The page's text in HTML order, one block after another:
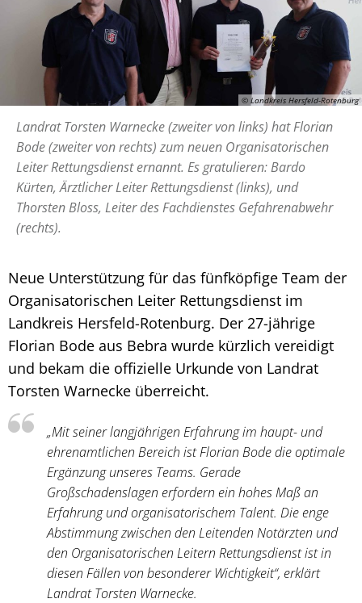
© Landkreis Hersfeld-Rotenburg
Landrat Torsten Warnecke (zweiter von links) hat Florian
Bode (zweiter von rechts) zum neuen Organisatorischen
Leiter Rettungsdienst ernannt. Es gratulieren: Bardo
Kürten, Ärztlicher Leiter Rettungsdienst (links), und
Thorsten Bloss, Leiter des Fachdienstes Gefahrenabwehr
(rechts).
Neue Unterstützung für das fünfköpfige Team der
Organisatorischen Leiter Rettungsdienst im
Landkreis Hersfeld-Rotenburg. Der 27-jährige
Florian Bode aus Bebra wurde kürzlich vereidigt
und bekam die offizielle Urkunde von Landrat
Torsten Warnecke überreicht.
„Mit seiner langjährigen Erfahrung im haupt- und
ehrenamtlichen Bereich ist Florian Bode die optimale
Ergänzung unseres Teams. Gerade
Großschadenslagen erfordern ein hohes Maß an
Erfahrung und organisatorischem Talent. Die enge
Abstimmung zwischen den Leitenden Notärzten und
den Organisatorischen Leitern Rettungsdienst ist in
diesen Fällen von besonderer Wichtigkeit“, erklärt
Landrat Torsten Warnecke.